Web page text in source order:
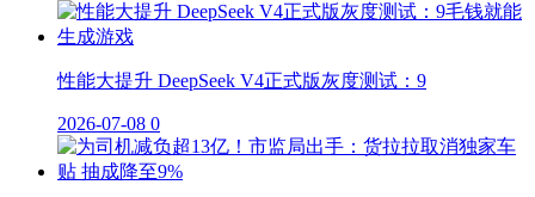
性能大提升 DeepSeek V4正式版灰度测试：9
2026-07-08 0